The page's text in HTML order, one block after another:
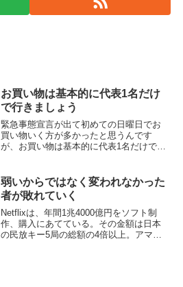
お買い物は基本的に代表1名だけ
で行きましょう
緊急事態宣言が出て初めての日曜日でお
買い物いく方が多かったと思うんです
が、お買い物は基本的に代表1名だけで行
みました。そしてご家庭によっては連れ
て行かざるをえな...
弱いからではなく変われなかった
者が敗れていく
Netflixは、年間1兆4000億円をソフト制
作、購入にあてている。その金額は日本
の民放キー5局の総額の4倍以上。アマゾ